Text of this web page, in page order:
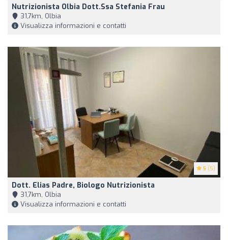
Nutrizionista Olbia Dott.ssa Stefania Frau
31,7km, Olbia
Visualizza informazioni e contatti
5 (5)
Dott. Elias Padre, Biologo Nutrizionista
31,7km, Olbia
Visualizza informazioni e contatti